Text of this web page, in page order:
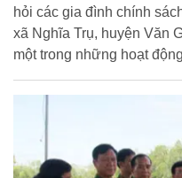
hỏi các gia đình chính
xã Nghĩa Trụ, huyện Văn
một trong những hoạt
viện CSND.